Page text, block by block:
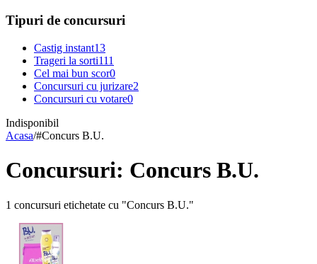
Tipuri de concursuri
Castig instant13
Trageri la sorti111
Cel mai bun scor0
Concursuri cu jurizare2
Concursuri cu votare0
Indisponibil
Acasa/#Concurs B.U.
Concursuri: Concurs B.U.
1 concursuri etichetate cu "Concurs B.U."